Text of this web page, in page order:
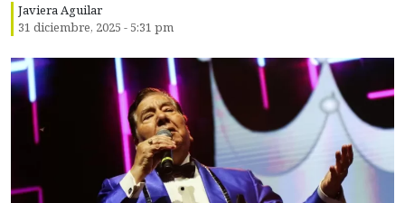
Javiera Aguilar
31 diciembre, 2025 - 5:31 pm